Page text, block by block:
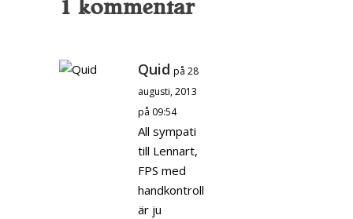
1 kommentar
Quid på 28
augusti, 2013
på 09:54
All sympati
till Lennart,
FPS med
handkontroll
är ju